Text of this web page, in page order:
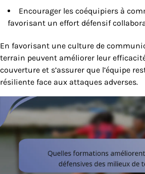
Encourager les coéquipiers à
favorisant un effort défensif
En favorisant une culture de
terrain peuvent améliorer leur
couverture et s’assurer que l’équipe
résiliente face aux attaques adverses.